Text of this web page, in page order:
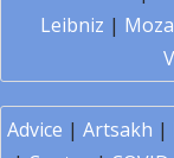
Leibniz |
Advice | Artsakh |